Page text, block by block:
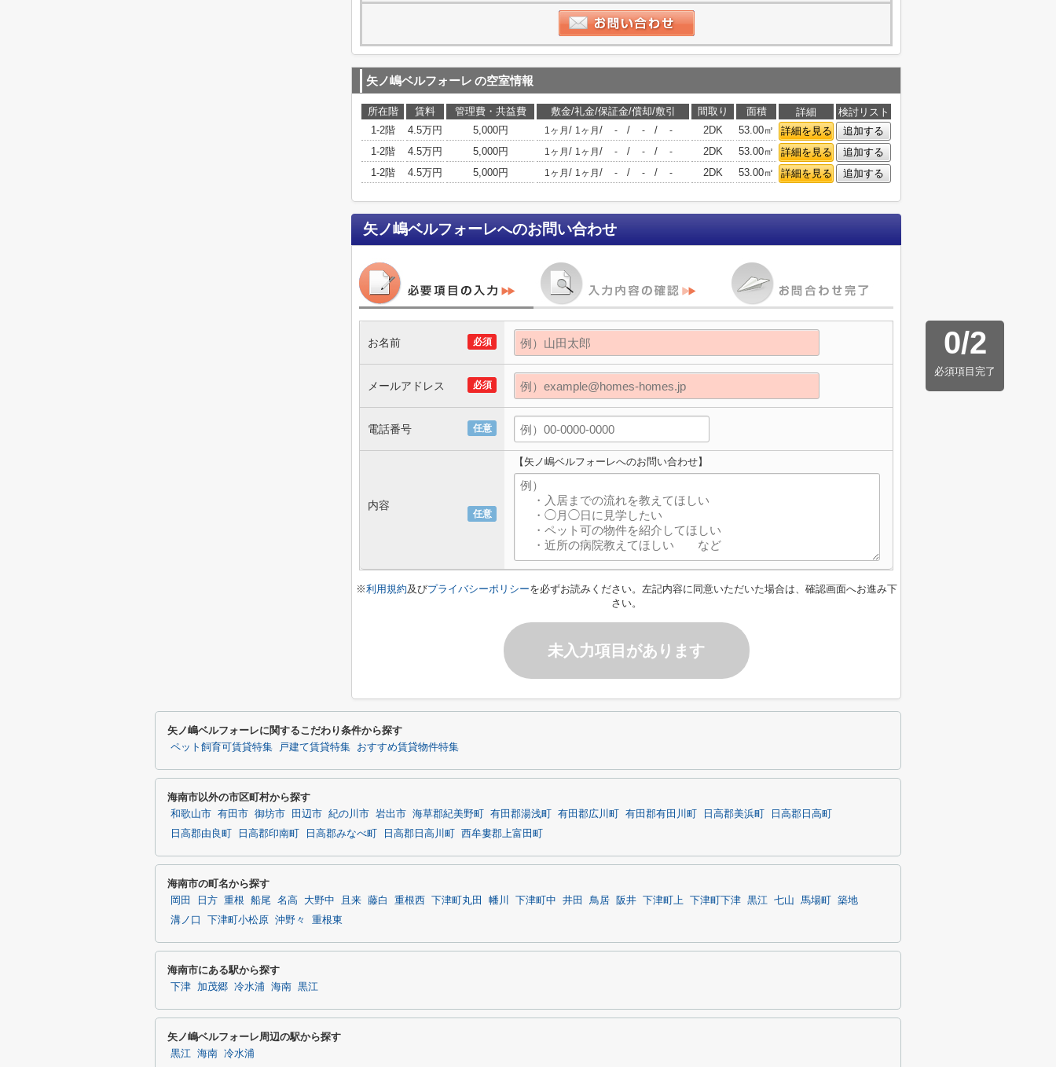
矢ノ嶋ベルフォーレ の空室情報
所在階 賃料 管理費・共益費 敷金/礼金/保証金/償却/敷引 間取り 面積 詳細
検討リスト
1-2階
4.5万円 5,000円 1ヶ月 / 1ヶ月 / - / - / - 2DK 53.00㎡ 詳細を見る
追加する
1-2階
4.5万円 5,000円 1ヶ月 / 1ヶ月 / - / - / - 2DK 53.00㎡ 詳細を見る
追加する
1-2階
4.5万円 5,000円 1ヶ月 / 1ヶ月 / - / - / - 2DK 53.00㎡ 詳細を見る 追加する
矢ノ嶋ベルフォーレへのお問い合わせ
0/2
必須項目完了
必須
お名前
必須
メールアドレス
任意
電話番号
任意
内容
【矢ノ嶋ベルフォーレへのお問い合わせ】
※利用規約及びプライバシーポリシーを必ずお読みください。左記内容に同意いただいた場合は、確認画面へお進み下
さい。
未入力項目があります
矢ノ嶋ベルフォーレに関するこだわり条件から探す
ペット飼育可賃貸特集 戸建て賃貸特集 おすすめ賃貸物件特集
海南市以外の市区町村から探す
和歌山市 有田市 御坊市 田辺市 紀の川市 岩出市 海草郡紀美野町 有田郡湯浅町 有田郡広川町 有田郡有田川町 日高郡美浜町
日高郡日高町
日高郡由良町
日高郡印南町 日高郡みなべ町 日高郡日高川町 西牟婁郡上富田町
海南市の町名から探す
岡田 日方 重根 船尾 名高 大野中 且来 藤白 重根西 下津町丸田 幡川 下津町中 井田 鳥居 阪井 下津町上 下津町下津 黒江 七山 馬場町
築地
溝ノ口
下津町小松原 沖野々 重根東
海南市にある駅から探す
下津 加茂郷 冷水浦 海南 黒江
矢ノ嶋ベルフォーレ周辺の駅から探す
黒江 海南 冷水浦